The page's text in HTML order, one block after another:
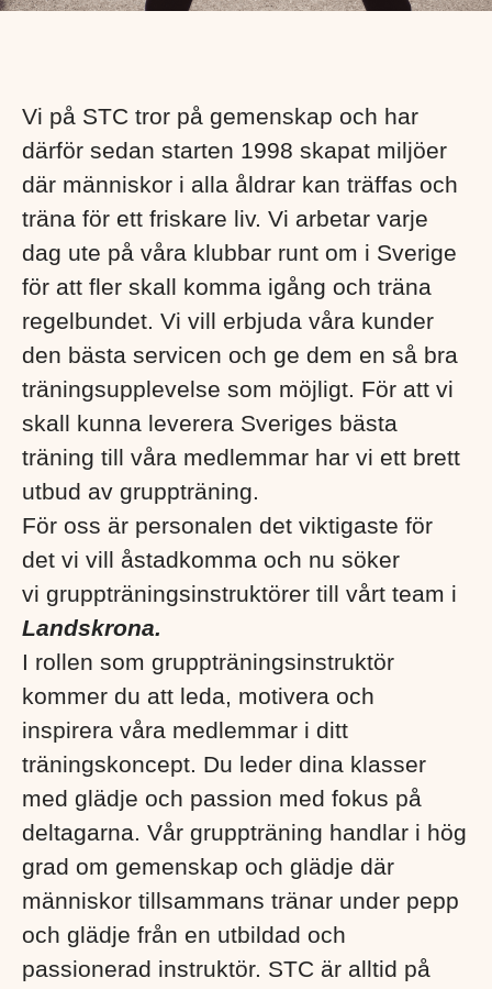
Vi på STC tror på gemenskap och har
därför sedan starten 1998 skapat miljöer
där människor i alla åldrar kan träffas och
träna för ett friskare liv. Vi arbetar varje
dag ute på våra klubbar runt om i Sverige
för att fler skall komma igång och träna
regelbundet. Vi vill erbjuda våra kunder
den bästa servicen och ge dem en så bra
träningsupplevelse som möjligt. För att vi
skall kunna leverera Sveriges bästa
träning till våra medlemmar har vi ett brett
utbud av gruppträning.
För oss är personalen det viktigaste för
det vi vill åstadkomma och nu söker
vi gruppträningsinstruktörer till vårt team i
Landskrona.
I rollen som gruppträningsinstruktör
kommer du att leda, motivera och
inspirera våra medlemmar i ditt
träningskoncept. Du leder dina klasser
med glädje och passion med fokus på
deltagarna. Vår gruppträning handlar i hög
grad om gemenskap och glädje där
människor tillsammans tränar under pepp
och glädje från en utbildad och
passionerad instruktör. STC är alltid på